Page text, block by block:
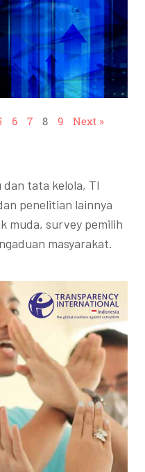
6 7 8 9 Next »
tata kelola, TI
penelitian lainnya
muda, survey pemilih
masyarakat.